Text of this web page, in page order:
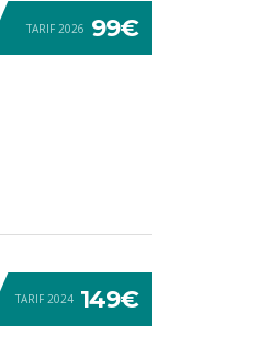
TARIF 2026 99€
TARIF 2024 149€